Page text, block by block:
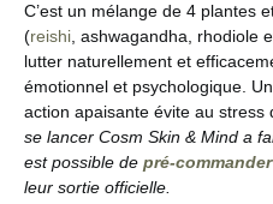
C’est un mélange de 4 plantes
(reishi, ashwagandha, rhodiole
lutter naturellement et
émotionnel et psychologique.
action apaisante évite au stress
se lancer Cosm Skin & Mind a
est possible de pré-commander
leur sortie officielle.